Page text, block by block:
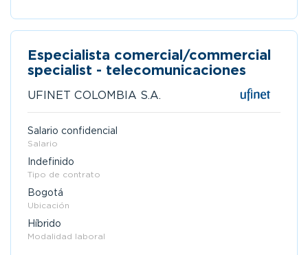
Especialista comercial/commercial
specialist - telecomunicaciones
UFINET COLOMBIA S.A.
Salario confidencial
Salario
Indefinido
Tipo de contrato
Bogotá
Ubicación
Híbrido
Modalidad laboral